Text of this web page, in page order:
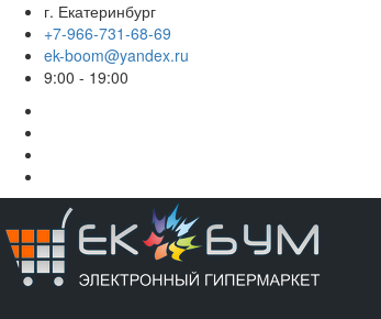
Перейти
содержимому
г. Екатеринбург
+7-966-731-68-69
ek-boom@yandex.ru
9:00 - 19:00
заказа